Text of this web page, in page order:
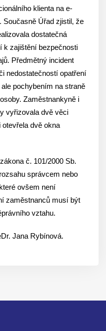
klienta na e-
Současně Úřad zjistil, že
dostatečná
k zajištění bezpečnosti
Předmětný incident
nedostatečností opatření
pochybením na straně
Zaměstnankyně i
vyřizovala dvě věci
dvě okna
č. 101/2000 Sb.
správcem nebo
ovšem není
zaměstnanců musí být
vztahu.
Jana Rybínová.